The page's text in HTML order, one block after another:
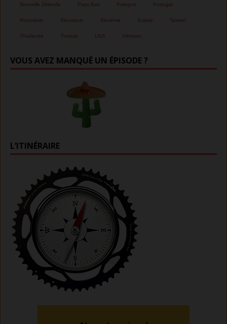
Nouvelle Zélande Pays Bas Pologne Portugal
Roumanie Slovaquie Slovénie Suisse Taiwan
Thaïlande Turquie USA Vietnam
VOUS AVEZ MANQUÉ UN ÉPISODE ?
L’ITINÉRAIRE